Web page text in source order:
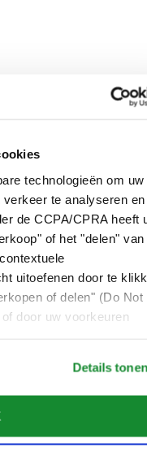
technologieën om uw
te analyseren en
de CCPA/CPRA heeft
of het "delen" van
uitoefenen door te
of delen" (Do Not
door uw voorkeuren
Details
club
en